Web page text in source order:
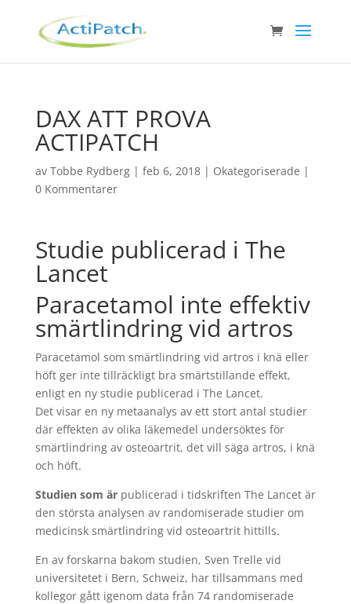
DAX ATT PROVA
ACTIPATCH
av Tobbe Rydberg| feb 6, 2018| Okategoriserade |
0 Kommentarer
Studie publicerad i The
Lancet
Paracetamol inte effektiv
smärtlindring vid artros
Paracetamol som smärtlindring vid artros i knä eller
höft ger inte tillräckligt bra smärtstillande effekt,
enligt en ny studie publicerad i The Lancet.
Det visar en ny metaanalys av ett stort antal studier
där effekten av olika läkemedel undersöktes för
smärtlindring av osteoartrit, det vill säga artros, i knä
och höft.
Studien som ärpublicerad i tidskriften The Lancet är
den största analysen av randomiserade studier om
medicinsk smärtlindring vid osteoartrit hittills.
En av forskarna bakom studien, Sven Trelle vid
universitetet i Bern, Schweiz, har tillsammans med
kollegor gått igenom data från 74 randomiserade